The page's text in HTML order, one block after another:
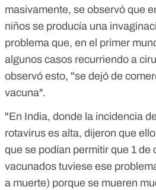
masivamente, se observó que
niños se producía una
problema que, en el primer
algunos casos recurriendo a
observó esto, "se dejó de
vacuna".
"En India, donde la incidencia
rotavirus es alta, dijeron que
que se podían permitir que 1 de
vacunados tuviese ese
a muerte) porque se mueren